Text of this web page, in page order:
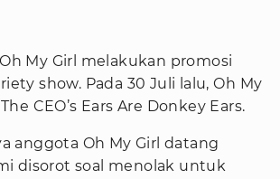
My Girl melakukan promosi
show. Pada 30 Juli lalu, Oh My
CEO’s Ears Are Donkey Ears.
anggota Oh My Girl datang
disorot soal menolak untuk